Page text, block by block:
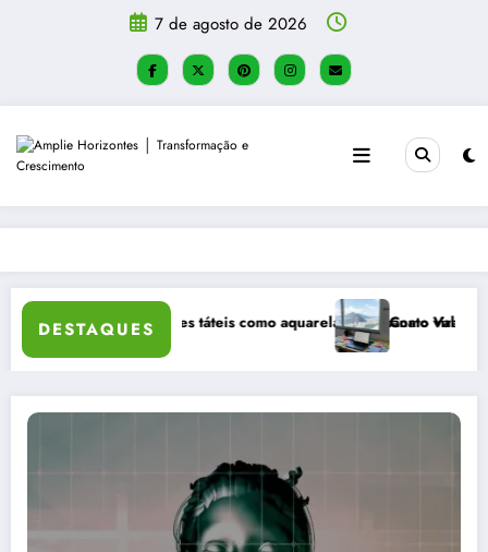
7 de agosto de 2026
DESTAQUES
que atividades táteis como aquarela e artesanato viraram a
Como Validar uma Ideia